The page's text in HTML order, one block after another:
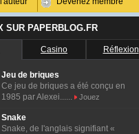
SUR PAPERBLOG.FR
Casino Réflexion
Jeu de briques
Ce jeu de briques a été conçu en
1985 par Alexei......
Jouez
Snake
Snake, de l'anglais signifiant «